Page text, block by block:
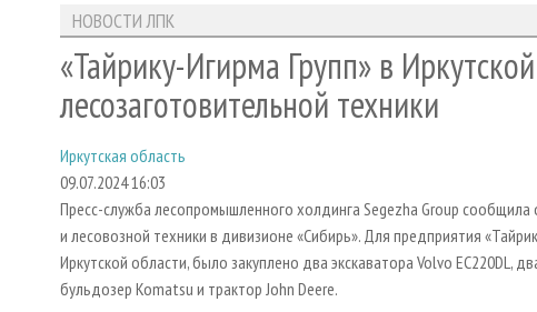
НОВОСТИ ЛПК
«Тайрику-Игирма Групп» в
лесозаготовительной техники
Иркутская область
09.07.2024 16:03
Пресс-служба лесопромышленного холдинга Segezha Group
и лесовозной техники в дивизионе «Сибирь». Для предприятия
Иркутской области, было закуплено два экскаватора Volvo EC220DL,
бульдозер Komatsu и трактор John Deere.